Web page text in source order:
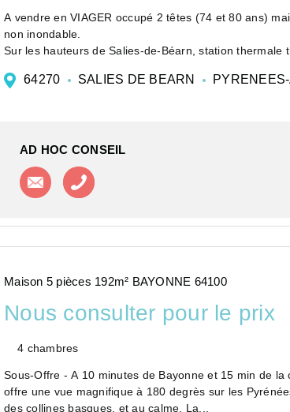
A vendre en VIAGER occupé 2 têtes (74 et 80 ans)
non inondable.
Sur les hauteurs de Salies-de-Béarn, station
64270 SALIES DE BEARN
AD HOC CONSEIL
Contacter l'agence
Maison 5 pièces 192m² BAYONNE 64100
Nous consulter pour le prix
4 chambres
Sous-Offre - A 10 minutes de Bayonne et 15 min de
offre une vue magnifique à 180 degrès sur les
des collines basques, et au calme. La...